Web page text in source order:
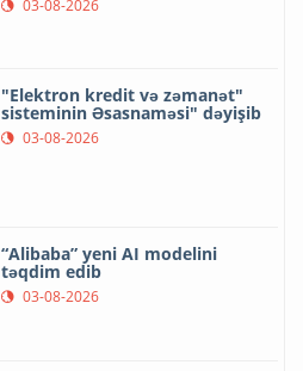
03-08-2026
"Elektron kredit və zəmanət"
sisteminin Əsasnaməsi" dəyişib
03-08-2026
“Alibaba” yeni AI modelini
təqdim edib
03-08-2026